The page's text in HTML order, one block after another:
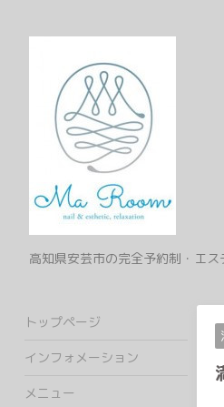
高知県安芸市の完全予約制・エ
トップページ
インフォメーション
メニュー